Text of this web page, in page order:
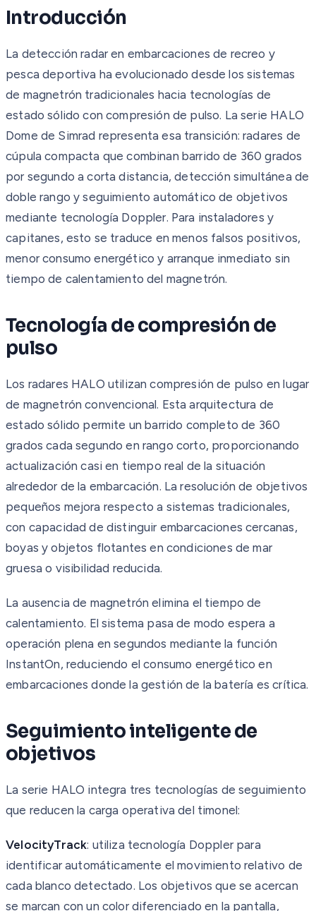
Introducción
La detección radar en embarcaciones de recreo y
pesca deportiva ha evolucionado desde los sistemas
de magnetrón tradicionales hacia tecnologías de
estado sólido con compresión de pulso. La serie HALO
Dome de Simrad representa esa transición: radares de
cúpula compacta que combinan barrido de 360 grados
por segundo a corta distancia, detección simultánea de
doble rango y seguimiento automático de objetivos
mediante tecnología Doppler. Para instaladores y
capitanes, esto se traduce en menos falsos positivos,
menor consumo energético y arranque inmediato sin
tiempo de calentamiento del magnetrón.
Tecnología de compresión de
pulso
Los radares HALO utilizan compresión de pulso en lugar
de magnetrón convencional. Esta arquitectura de
estado sólido permite un barrido completo de 360
grados cada segundo en rango corto, proporcionando
actualización casi en tiempo real de la situación
alrededor de la embarcación. La resolución de objetivos
pequeños mejora respecto a sistemas tradicionales,
con capacidad de distinguir embarcaciones cercanas,
boyas y objetos flotantes en condiciones de mar
gruesa o visibilidad reducida.
La ausencia de magnetrón elimina el tiempo de
calentamiento. El sistema pasa de modo espera a
operación plena en segundos mediante la función
InstantOn, reduciendo el consumo energético en
embarcaciones donde la gestión de la batería es crítica.
Seguimiento inteligente de
objetivos
La serie HALO integra tres tecnologías de seguimiento
que reducen la carga operativa del timonel:
VelocityTrack: utiliza tecnología Doppler para
identificar automáticamente el movimiento relativo de
cada blanco detectado. Los objetivos que se acercan
se marcan con un color diferenciado en la pantalla,